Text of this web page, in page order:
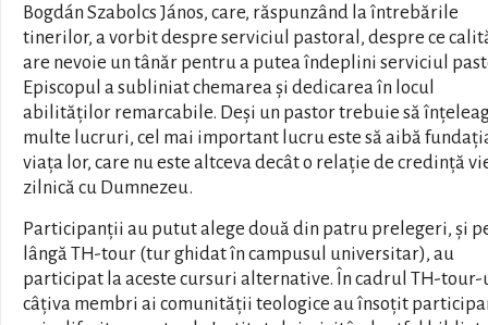
Bogdán Szabolcs János, care, răspunzând la întrebările
tinerilor, a vorbit despre serviciul pastoral, despre ce
are nevoie un tânăr pentru a putea îndeplini serviciul
Episcopul a subliniat chemarea și dedicarea în locul
abilităților remarcabile. Deși un pastor trebuie să
multe lucruri, cel mai important lucru este să aibă
viața lor, care nu este altceva decât o relație de credință
zilnică cu Dumnezeu.
Participanții au putut alege două din patru prelegeri, și
lângă TH-tour (tur ghidat în campusul universitar), au
participat la aceste cursuri alternative. În cadrul TH-
câțiva membri ai comunității teologice au însoțit